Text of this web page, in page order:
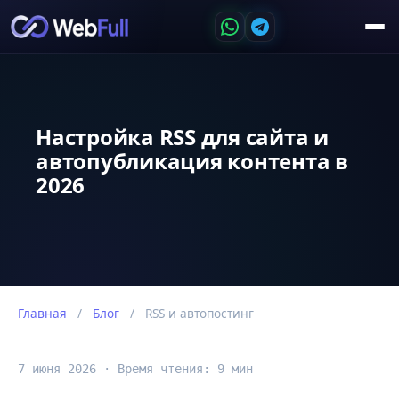
Настройка RSS для сайта и
автопубликация контента в
2026
Главная / Блог / RSS и автопостинг
7 июня 2026 · Время чтения: 9 мин